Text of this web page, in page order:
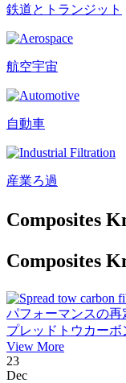
鉄道とトランジット
航空宇宙
自動車
産業ろ過
Composites
Composites
パフォーマンスの
プレッドトウカー
View More
23
Dec